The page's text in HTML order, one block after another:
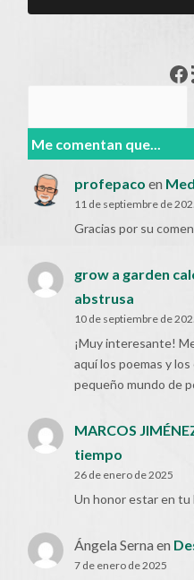
Me comentan que...
profepaco en
11 de septiembre de
Gracias por su
grow a garden
abstrusa
10 de septiembre de
¡Muy interesante!
aquí los poemas y
pequeño mundo de
MARCOS
tiempo
26 de enero de 2025
Un honor estar en tu
Ángela Serna en
7 de enero de 2025